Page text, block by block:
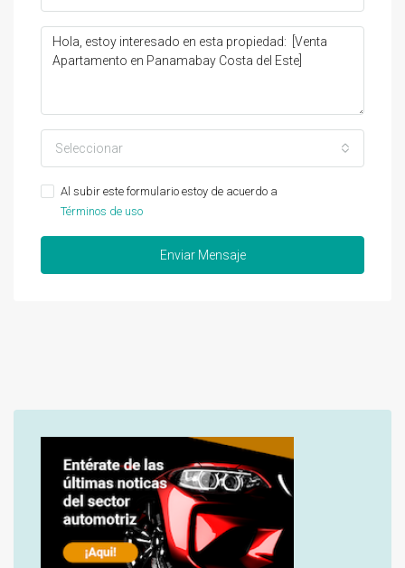
Seleccionar
Al subir este formulario estoy de acuerdo a
Términos de uso
Enviar Mensaje